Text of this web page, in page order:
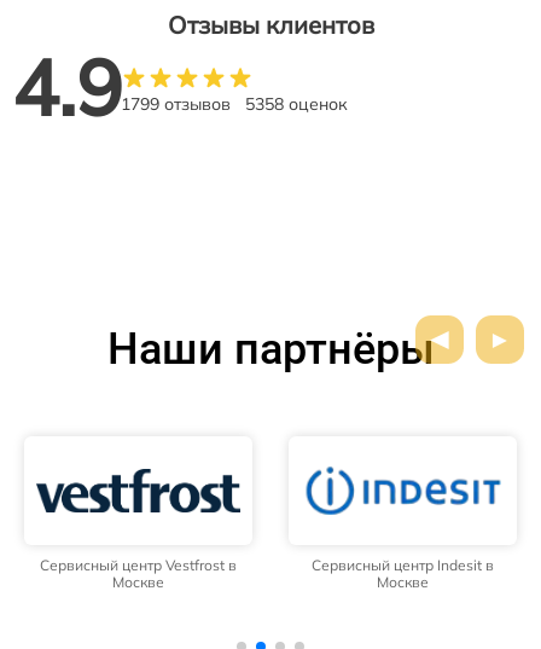
Отзывы клиентов
4.91799 отзывов 5358 оценок
Наши партнёры
Сервисный центр Vestfrost в
Москве
Сервисный центр Indesit в
Москве